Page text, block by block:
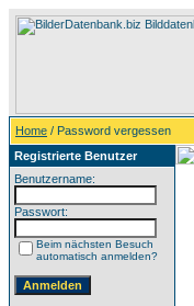
Home / Password vergessen
Registrierte Benutzer
Benutzername:
Passwort:
Beim nächsten Besuch
automatisch anmelden?